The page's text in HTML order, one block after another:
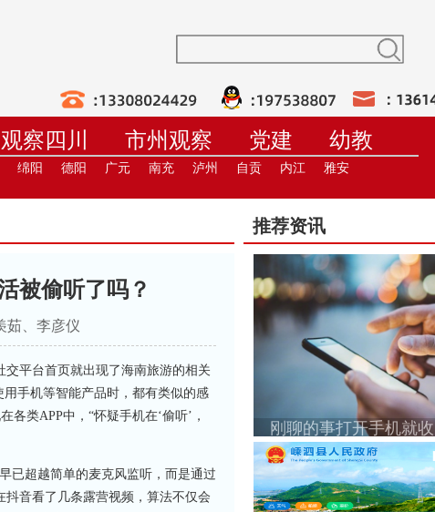
观察四川 市州观察 党建
幼教
社教 健康 培训 在线直播
绵阳 德阳 广元 南充 泸州 自贡 内江
雅安
被偷听了吗？
茹、李彦仪
平台首页就出现了海南旅游的相关
手机等智能产品时，都有类似的感
类APP中，“怀疑手机在‘偷听’，
已超越简单的麦克风监听，而是通过
音看了几条露营视频，算法不仅会
推荐资讯
刚聊的事打开手机就收